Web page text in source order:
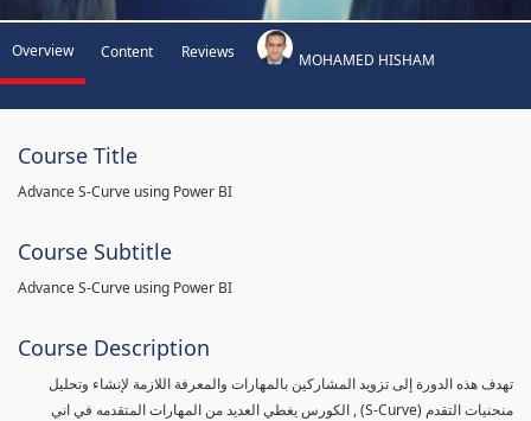
Overview Content Reviews MOHAMED HISHAM
Course Title
Advance S-Curve using Power BI
Course Subtitle
Advance S-Curve using Power BI
Course Description
تهدف هذه الدورة إلى تزويد المشاركين بالمهارات والمعرفة اللازمة لإنشاء وتحليل
منحنيات التقدم (S-Curve) , الكورس يغطي العديد من المهارات المتقدمه في اني